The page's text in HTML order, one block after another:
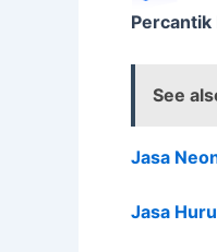
Percantik
See
Jasa
Jasa